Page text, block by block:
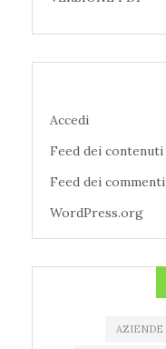
Accedi
Feed dei contenuti
Feed dei commenti
WordPress.org
AZIENDE